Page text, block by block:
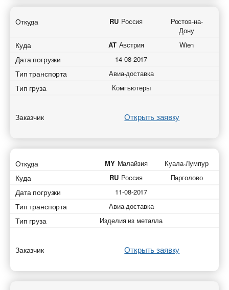
Откуда RU Россия
Ростов-на-
Дону
Куда AT Австрия Wien
Дата погрузки 14-08-2017
Тип транспорта Авиа-доставка
Тип груза Компьютеры
Заказчик Открыть заявку
Откуда MY Малайзия Куала-Лумпур
Куда RU Россия Парголово
Дата погрузки 11-08-2017
Тип транспорта Авиа-доставка
Тип груза Изделия из металла
Заказчик Открыть заявку